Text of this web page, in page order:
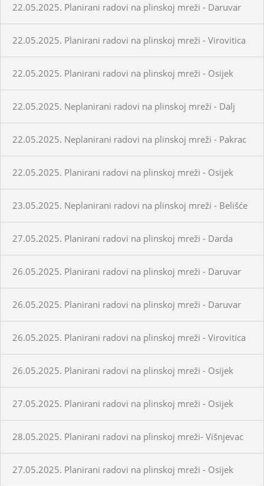
22.05.2025. Planirani radovi na plinskoj mreži - Daruvar
22.05.2025. Planirani radovi na plinskoj mreži - Virovitica
22.05.2025. Planirani radovi na plinskoj mreži - Osijek
22.05.2025. Neplanirani radovi na plinskoj mreži - Dalj
22.05.2025. Neplanirani radovi na plinskoj mreži - Pakrac
22.05.2025. Planirani radovi na plinskoj mreži - Osijek
23.05.2025. Neplanirani radovi na plinskoj mreži - Belišće
27.05.2025. Planirani radovi na plinskoj mreži - Darda
26.05.2025. Planirani radovi na plinskoj mreži - Daruvar
26.05.2025. Planirani radovi na plinskoj mreži - Daruvar
26.05.2025. Planirani radovi na plinskoj mreži - Virovitica
26.05.2025. Planirani radovi na plinskoj mreži - Osijek
27.05.2025. Planirani radovi na plinskoj mreži - Osijek
28.05.2025. Planirani radovi na plinskoj mreži- Višnjevac
27.05.2025. Planirani radovi na plinskoj mreži - Osijek